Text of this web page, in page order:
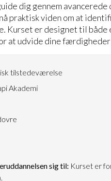
dig gennem
praktisk viden om at
Kurset er designet til
at udvide dine
tilstedeværelse
Akademi
sig til: Kurset er